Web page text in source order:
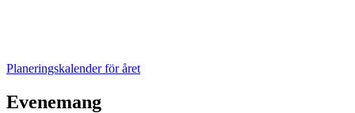
Planeringskalender för året
Evenemang